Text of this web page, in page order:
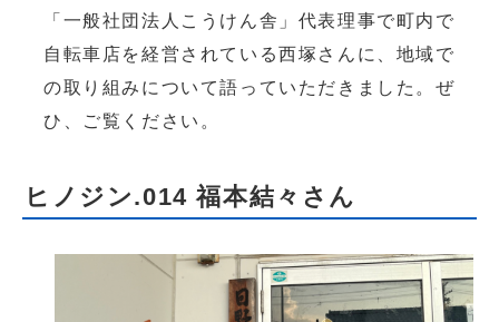
「一般社団法人こうけん舎」代表理事で町内で
自転車店を経営されている西塚さんに、地域で
の取り組みについて語っていただきました。ぜ
ひ、ご覧ください。
ヒノジン.014 福本結々さん